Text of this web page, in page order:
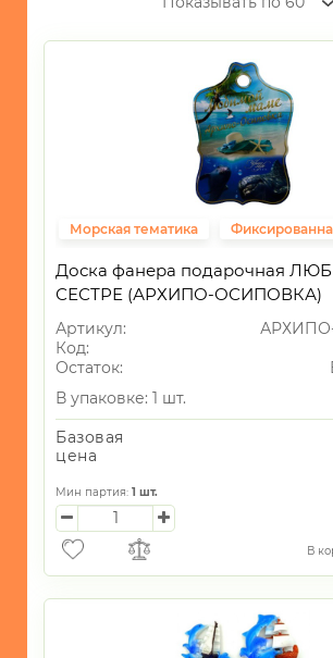
СУВЕНИРЫ
ТЕКСТИЛЬ
ОСВЕЩЕНИЕ
ТУРИЗМА
ПИКНИКА
МОРСКАЯ
ТЕМАТИКА
Абхазия
Морская тематика
Доска фанера подарочная
СЕСТРЕ (АРХИПО-ОСИПОВКА)
Артикул:
Код:
Остаток:
В упаковке: 1 шт.
Базовая
цена
Мин партия: 1 шт.
В